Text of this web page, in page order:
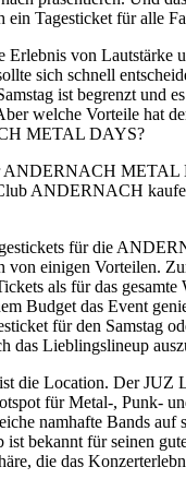
ein Tagesticket für alle
Erlebnis von Lautstärke
sich schnell
ist begrenzt und
welche Vorteile hat
METAL DAYS?
ANDERNACH METAL
ANDERNACH
für die
einigen Vorteilen.
als für das gesamte
Budget das Event
für den Samstag
das Lieblingslineup
die Location. Der JUZ
für Metal-, Punk-
namhafte Bands auf
ist bekannt für seinen
die das